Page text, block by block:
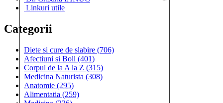
Linkuri utile
Categorii
Diete si cure de slabire (706)
Afectiuni si Boli (401)
Corpul de la A la Z (315)
Medicina Naturista (308)
Anatomie (295)
Alimentatia (259)